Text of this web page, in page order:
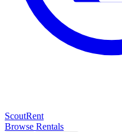
ScoutRent
Browse Rentals